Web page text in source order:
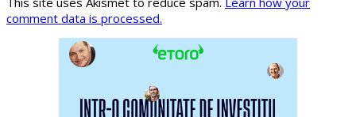
comment data is processed.